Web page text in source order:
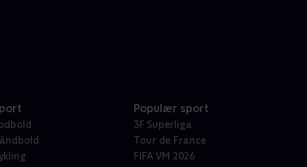
Populær sport
3F Superliga
Tour de France
FIFA VM 2026